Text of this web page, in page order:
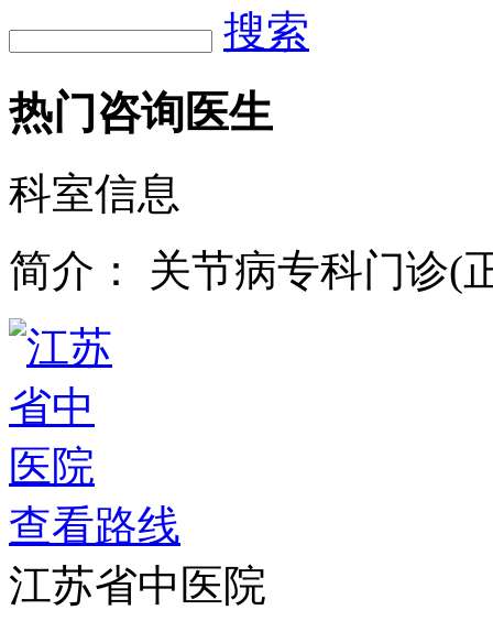
搜索
热门咨询医生
科室信息
简介：
关节病专科门诊(
查看路线
江苏省中医院